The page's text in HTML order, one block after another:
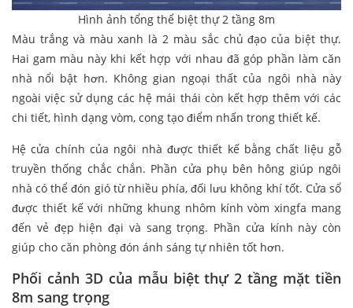
Hình ảnh tổng thể biệt thự 2 tầng 8m
Màu trắng và màu xanh là 2 màu sắc chủ đạo của biệt thự.
Hai gam màu này khi kết hợp với nhau đã góp phần làm căn
nhà nổi bật hơn. Không gian ngoại thất của ngôi nhà này
ngoài việc sử dụng các hệ mái thái còn kết hợp thêm với các
chi tiết, hình dạng vòm, cong tạo điểm nhấn trong thiết kế.
Hệ cửa chính của ngôi nhà được thiết kế bằng chất liệu gỗ
truyền thống chắc chắn. Phần cửa phụ bên hông giúp ngôi
nhà có thể đón gió từ nhiều phía, đối lưu không khí tốt. Cửa sổ
được thiết kế với những khung nhôm kính vòm xingfa mang
đến vẻ đẹp hiện đại và sang trọng. Phần cửa kính này còn
giúp cho căn phòng đón ánh sáng tự nhiên tốt hơn.
Phối cảnh 3D của mẫu biệt thự 2 tầng mặt tiền
8m sang trọng